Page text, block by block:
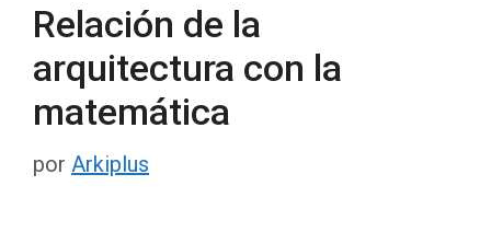
Relación de la
arquitectura con la
matemática
por Arkiplus